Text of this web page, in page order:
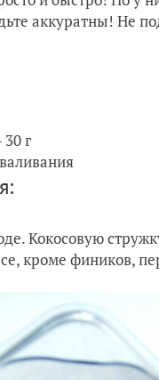
аккуратны! Не
г
Кокосовую
кроме фиников,